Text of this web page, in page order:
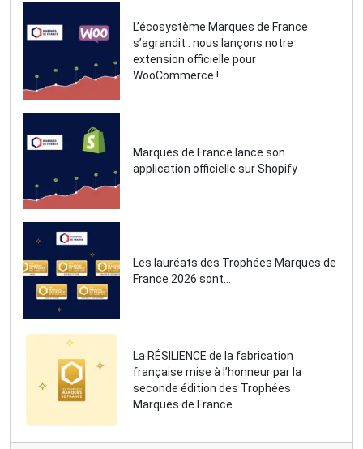
application mobile.
L’écosystème Marques de France
s’agrandit : nous lançons notre
extension officielle pour
WooCommerce !
Marques de France lance son
application officielle sur Shopify
Les lauréats des Trophées Marques de
France 2026 sont…
La RÉSILIENCE de la fabrication
française mise à l’honneur par la
seconde édition des Trophées
Marques de France